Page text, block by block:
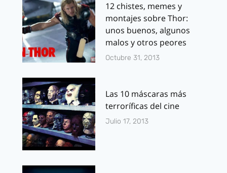
12 chistes, memes y
montajes sobre Thor:
unos buenos, algunos
malos y otros peores
Octubre 31, 2013
Las 10 máscaras más
terroríficas del cine
Julio 17, 2013